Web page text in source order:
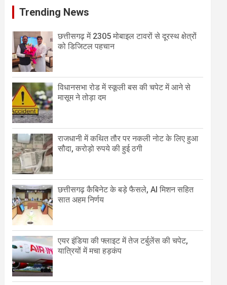
Trending News
छत्तीसगढ़ में 2305 मोबाइल टावरों से दूरस्थ क्षेत्रों
को डिजिटल पहचान
विधानसभा रोड में स्कूली बस की चपेट में आने से
मासूम ने तोड़ा दम
राजधानी में कथित तौर पर नकली नोट के लिए हुआ
सौदा, करोड़ो रुपये की हुई ठगी
छत्तीसगढ़ कैबिनेट के बड़े फैसले, AI मिशन सहित
सात अहम निर्णय
एयर इंडिया की फ्लाइट में तेज टर्बुलेंस की चपेट,
यात्रियों में मचा हड़कंप